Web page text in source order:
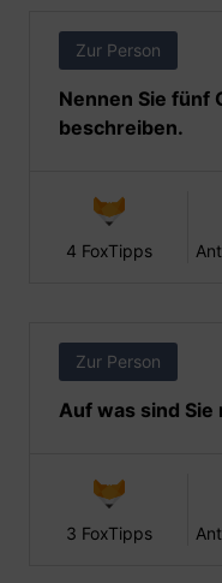
Zur Person
Nennen Sie fünf
beschreiben.
4 FoxTipps
Zur Person
Auf was sind
3 FoxTipps